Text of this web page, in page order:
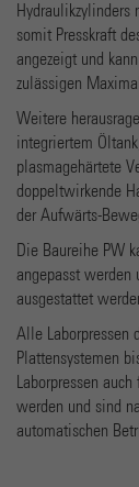
Hydraulikzylinders
somit Presskraft
angezeigt und
zulässigen
Weitere
integriertem
plasmagehärtete
doppeltwirkende
der Aufwärts-
Die Baureihe PW
angepasst werden
ausgestattet
Alle Laborpressen
Plattensystemen
Laborpressen
werden und sind
automatischen
Laufzeit
Zweck
Name
Anbieter